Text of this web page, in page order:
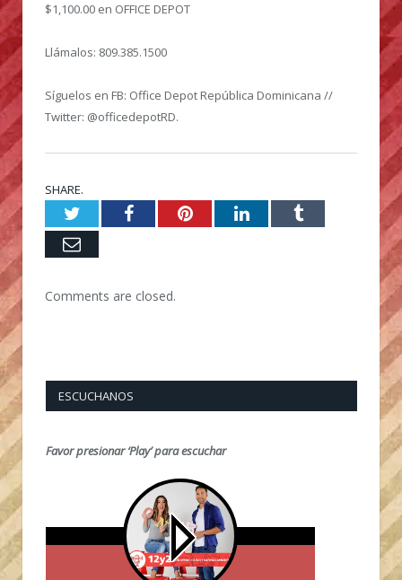
$1,100.00 en OFFICE DEPOT
Llámalos: 809.385.1500
Síguelos en FB: Office Depot República Dominicana //
Twitter: @officedepotRD.
SHARE.
TwitterFacebookPinterestLinkedInTumblr
Email
Comments are closed.
ESCUCHANOS
Favor presionar ‘Play’ para escuchar